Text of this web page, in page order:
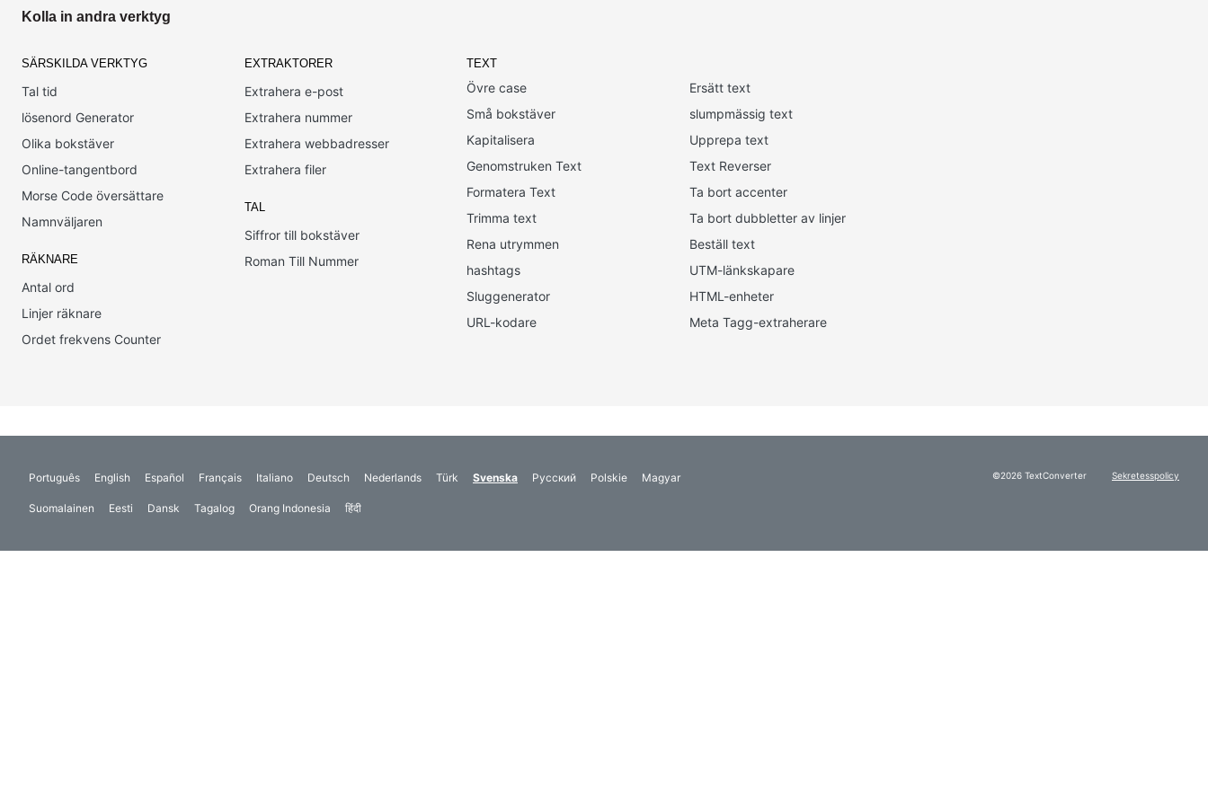
Kolla in andra verktyg
SÄRSKILDA VERKTYG
Tal tid
lösenord Generator
Olika bokstäver
Online-tangentbord
Morse Code översättare
Namnväljaren
RÄKNARE
Antal ord
Linjer räknare
Ordet frekvens Counter
EXTRAKTORER
Extrahera e-post
Extrahera nummer
Extrahera webbadresser
Extrahera filer
TAL
Siffror till bokstäver
Roman Till Nummer
TEXT
Övre case
Små bokstäver
Kapitalisera
Genomstruken Text
Formatera Text
Trimma text
Rena utrymmen
hashtags
Sluggenerator
URL-kodare
Ersätt text
slumpmässig text
Upprepa text
Text Reverser
Ta bort accenter
Ta bort dubbletter av linjer
Beställ text
UTM-länkskapare
HTML-enheter
Meta Tagg-extraherare
Português English Español Français Italiano Deutsch Nederlands Türk Svenska Русский Polskie Magyar
Suomalainen Eesti Dansk Tagalog Orang Indonesia हिंदी
©2026 TextConverter Sekretesspolicy